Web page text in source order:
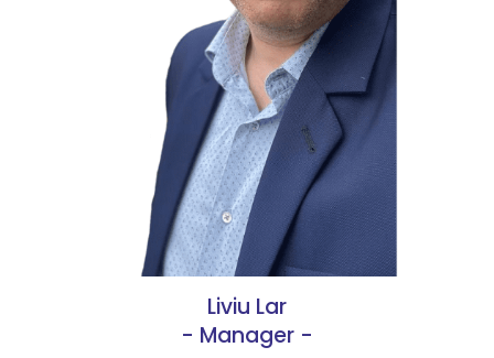
Liviu Lar
- Manager -